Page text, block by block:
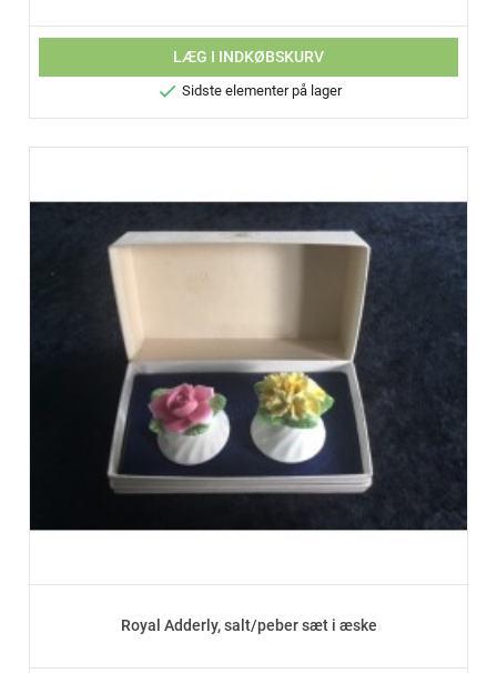
LÆG I INDKØBSKURV
 Sidste elementer på lager
Royal Adderly, salt/peber sæt i æske